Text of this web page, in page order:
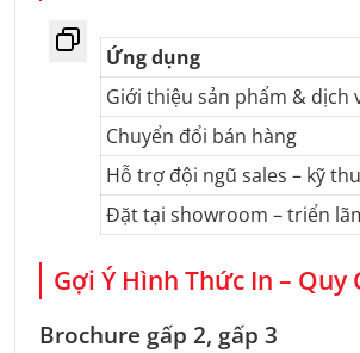
Ứng dụng
Giới thiệu sản phẩm & dịch
Chuyển đổi bán hàng
Hỗ trợ đội ngũ sales – kỹ
Đặt tại showroom – triển
Gợi Ý Hình Thức In –
Brochure gấp 2, gấp 3